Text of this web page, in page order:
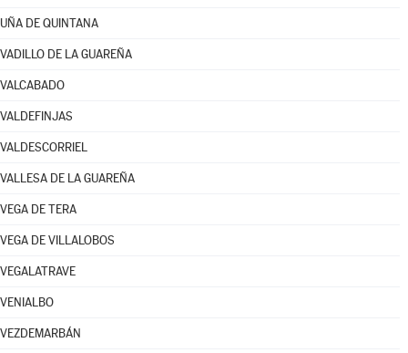
UÑA DE QUINTANA
VADILLO DE LA GUAREÑA
VALCABADO
VALDEFINJAS
VALDESCORRIEL
VALLESA DE LA GUAREÑA
VEGA DE TERA
VEGA DE VILLALOBOS
VEGALATRAVE
VENIALBO
VEZDEMARBÁN